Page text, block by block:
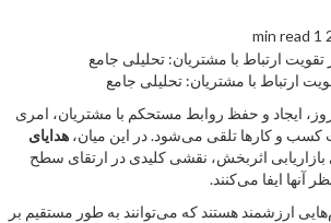
1 min read
ارتباط با مشتریان: تحلیلی جامع
ایجاد و حفظ روابط مستحکم با مشتریان، امری
کسب و کارها تلقی می‌شود. در این میان، هدایای
بازاریابی اثربخش، نقشی کلیدی در ارتقای سطح
آنها ایفا می‌کنند.
ارزشمند هستند که می‌توانند به طور مستقیم بر